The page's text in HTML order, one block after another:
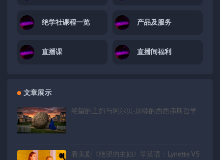
绝学社课程一览 产品及服务
直播课 直播间福利
文章展示
绝望的主妇与阿尔贝·加缪的西西弗斯哲学
看美剧《绝望的主妇》学英语：Lynette VS